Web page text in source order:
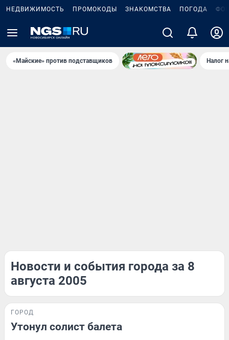
НЕДВИЖИМОСТЬ ПРОМОКОДЫ ЗНАКОМСТВА ПОГОДА
«Майские» против подставщиков Налог
Новости и события города за 8
августа 2005
ГОРОД
Утонул солист балета